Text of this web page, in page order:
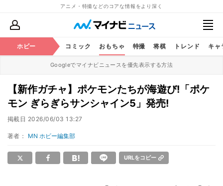
アニメ・特撮などのコアな情報をより深く
ホビー
アニメ コミック おもちゃ 特撮 将棋 トレンド キャ
Googleでマイナビニュースを優先表示する方法
【新作ガチャ】ポケモンたちが海遊び!「ポケ
モン ぎらぎらサンシャイン5」発売!
掲載日 2026/06/03 13:27
著者： MN ホビー編集部
URLをコピー